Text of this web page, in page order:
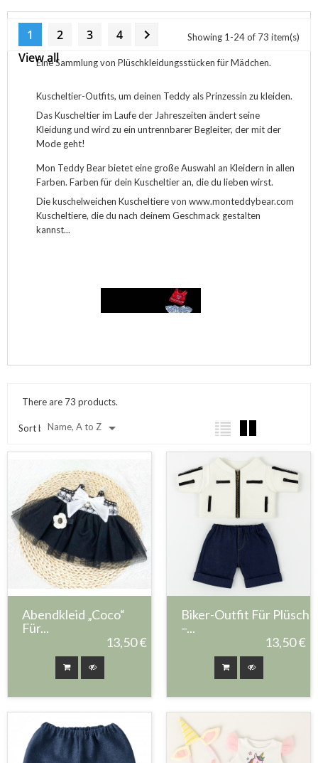
Mädchenkleidung
Eine Sammlung von Plüschkleidungsstücken für Mädchen.
Kuscheltier-Outfits, um deinen Teddy als Prinzessin zu kleiden.
Das Kuscheltier im Laufe der Jahreszeiten ändert seine
Kleidung und wird zu ein untrennbarer Begleiter, der mit der
Mode geht!
Mon Teddy Bear bietet eine große Auswahl an Kleidern in allen
Farben. Farben für dein Kuscheltier an, die du lieben wirst.
Die kuschelweichen Kuscheltiere von www.monteddybear.com
Kuscheltiere, die du nach deinem Geschmack gestalten
kannst...
There are 73 products.
Sort by:Name, A to Z 
Showing 1-24 of 73 item(s)
1 2 3 4 
View all
Abendkleid „Coco“
Für...
13,50 €
Biker-Outfit Für Plüsch
–...
13,50 €